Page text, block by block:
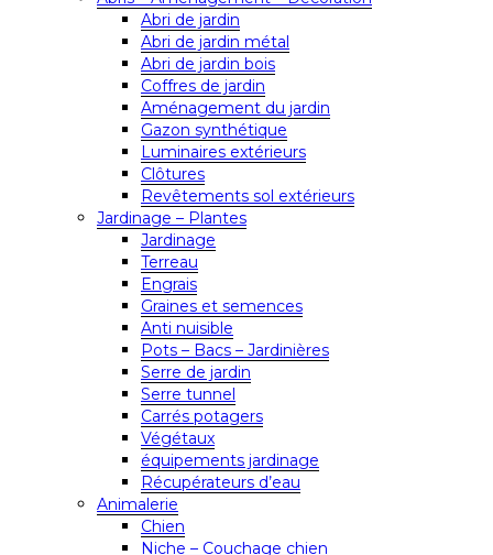
Abri de jardin
Abri de jardin métal
Abri de jardin bois
Coffres de jardin
Aménagement du jardin
Gazon synthétique
Luminaires extérieurs
Clôtures
Revêtements sol extérieurs
Jardinage – Plantes
Jardinage
Terreau
Engrais
Graines et semences
Anti nuisible
Pots – Bacs – Jardinières
Serre de jardin
Serre tunnel
Carrés potagers
Végétaux
équipements jardinage
Récupérateurs d’eau
Animalerie
Chien
Niche – Couchage chien